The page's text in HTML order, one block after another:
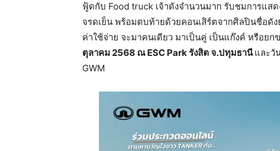
ฟู้ดกับ Food truck เจ้าดังจำนวนมาก รับชมการแส
จรดเย็น พร้อมตบท้ายด้วยคอนเสิร์ตจากศิลปินชื่อดั
ค่าใช้จ่าย จะมาคนเดียว มาเป็นคู่ เป็นแก๊งค์ หรือย
ตุลาคม 2568 ณ ESC Parkรังสิตจ.ปทุมธานี และวั
GWM